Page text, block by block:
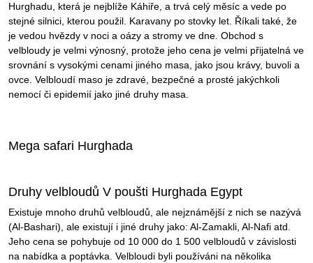
Hurghadu, která je nejblíže Káhiře, a trvá celý měsíc a vede po
stejné silnici, kterou použil. Karavany po stovky let. Říkali také, že
je vedou hvězdy v noci a oázy a stromy ve dne. Obchod s
velbloudy je velmi výnosný, protože jeho cena je velmi přijatelná ve
srovnání s vysokými cenami jiného masa, jako jsou krávy, buvoli a
ovce. Velbloudí maso je zdravé, bezpečné a prosté jakýchkoli
nemocí či epidemií jako jiné druhy masa.
Mega safari Hurghada
Druhy velbloudů V poušti Hurghada Egypt
Existuje mnoho druhů velbloudů, ale nejznámější z nich se nazývá
(Al-Bashari), ale existují i ​​jiné druhy jako: Al-Zamakli, Al-Nafi atd.
Jeho cena se pohybuje od 10 000 do 1 500 velbloudů v závislosti
na nabídka a poptávka. Velbloudi byli používáni na několika